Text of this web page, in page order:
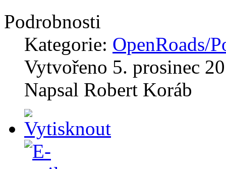
Podrobnosti
Kategorie: OpenRoads/
Vytvořeno 5. prosinec
Napsal Robert Koráb